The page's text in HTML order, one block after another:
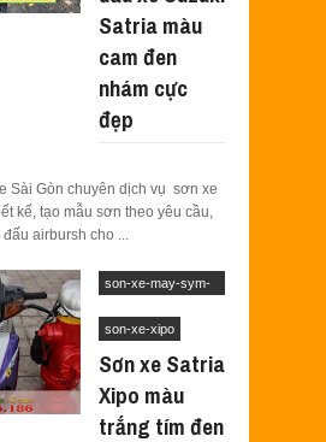
Satria màu
cam đen
nhám cực
đẹp
Sài Gòn chuyên dịch vụ sơn xe
kế, tạo mẫu sơn theo yêu cầu,
airbursh cho ...
son-xe-may-sym-
son-xe-xipo
Sơn xe Satria
Xipo màu
trắng tím đen